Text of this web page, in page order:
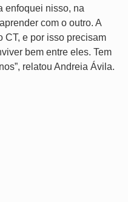
enfoquei nisso, na
com o outro. A
CT, e por isso precisam
bem entre eles. Tem
relatou Andreia Ávila.